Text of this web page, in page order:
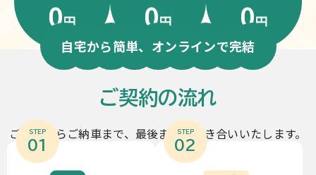
自宅から簡単、オンラインで完結
ご契約の流れ
ご契約からご納車まで、最後までお付き合いいたします。
STEP
01
STEP
02